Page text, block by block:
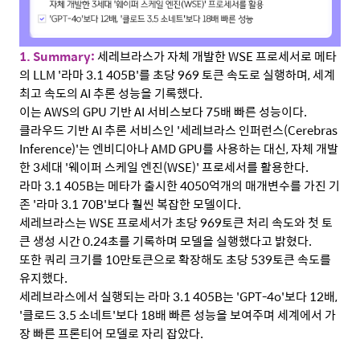
1. Summary:세레브라스가 자체 개발한WSE프로세서로 메타
의 LLM '라마3.1 405B'를 초당969토큰 속도로 실행하며,세계
최고 속도의 AI추론 성능을 기록했다.
이는AWS의 GPU 기반AI 서비스보다75배 빠른 성능이다.
클라우드 기반AI추론 서비스인 '세레브라스 인퍼런스(Cerebras
Inference)'는 엔비디아나AMD GPU를 사용하는 대신,자체 개발
한3세대 '웨이퍼 스케일 엔진(WSE)'프로세서를 활용한다.
라마3.1 405B는 메타가 출시한4050억개의 매개변수를 가진 기
존 '라마3.1 70B'보다 훨씬 복잡한 모델이다.
세레브라스는WSE프로세서가 초당969토큰 처리 속도와 첫 토
큰 생성 시간0.24초를 기록하며 모델을 실행했다고 밝혔다.
또한 쿼리 크기를 10만토큰으로 확장해도 초당539토큰 속도를
유지했다.
세레브라스에서 실행되는 라마3.1 405B는 'GPT-4o'보다12배,
'클로드3.5소네트'보다18배 빠른 성능을 보여주며 세계에서 가
장 빠른 프론티어 모델로 자리 잡았다.